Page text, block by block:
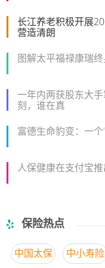
长江养老积极开展
营造清朗
图解太平福禄康瑞
一年内两获股东大
刻，谁在真
富德生命豹变：一个
人保健康在支付宝
保险热点
中国太保 中小寿险